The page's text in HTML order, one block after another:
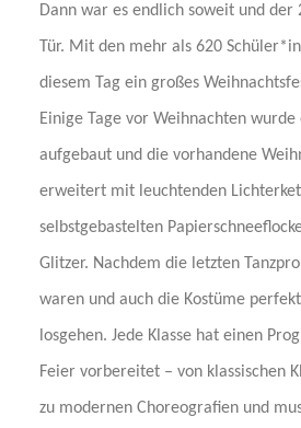
Dann war es endlich soweit und der
Tür. Mit den mehr als 620
diesem Tag ein großes
Einige Tage vor Weihnachten
aufgebaut und die vorhandene
erweitert mit leuchtenden
selbstgebastelten
Glitzer. Nachdem die letzten
waren und auch die Kostüme
losgehen. Jede Klasse hat einen
Feier vorbereitet – von klassischen
zu modernen Choreografien und